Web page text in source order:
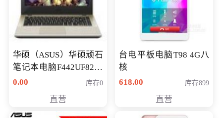
华硕（ASUS）华硕顽石
笔记本电脑F442UF8250
八代独显轻薄办公商务
0.00 库存0
直营
台电平板电脑T98 4G八
核
618.00
库存899
直营